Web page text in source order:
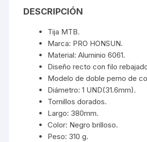
DESCRIPCIÓN
Tija MTB.
Marca: PRO HONSUN.
Material: Aluminio 6061.
Diseño recto con filo
Modelo de doble perno de
Diámetro: 1 UND(31.6mm).
Tornillos dorados.
Largo: 380mm.
Color: Negro brilloso.
Peso: 310 g.